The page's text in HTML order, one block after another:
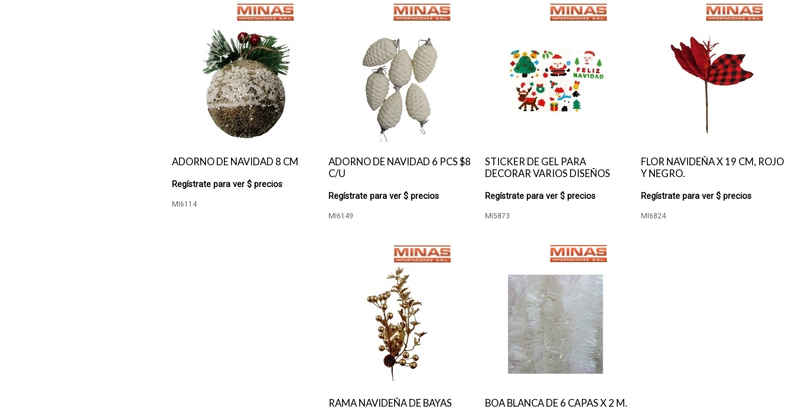
ADORNO DE NAVIDAD 8 CM
Regístrate para ver $ precios
MI6114
ADORNO DE NAVIDAD 6 PCS $8
C/U
Regístrate para ver $ precios
MI6149
STICKER DE GEL PARA
DECORAR VARIOS DISEÑOS
Regístrate para ver $ precios
MI5873
FLOR NAVIDEÑA X 19 CM, ROJO
Y NEGRO.
Regístrate para ver $ precios
MI6824
RAMA NAVIDEÑA DE BAYAS BOA BLANCA DE 6 CAPAS X 2 M.